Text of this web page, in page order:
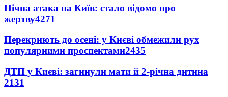
Нічна атака на Київ: стало відомо про
жертву4271
Перекриють до осені: у Києві обмежили рух
популярними проспектами2435
ДТП у Києві: загинули мати й 2-річна дитина
2131